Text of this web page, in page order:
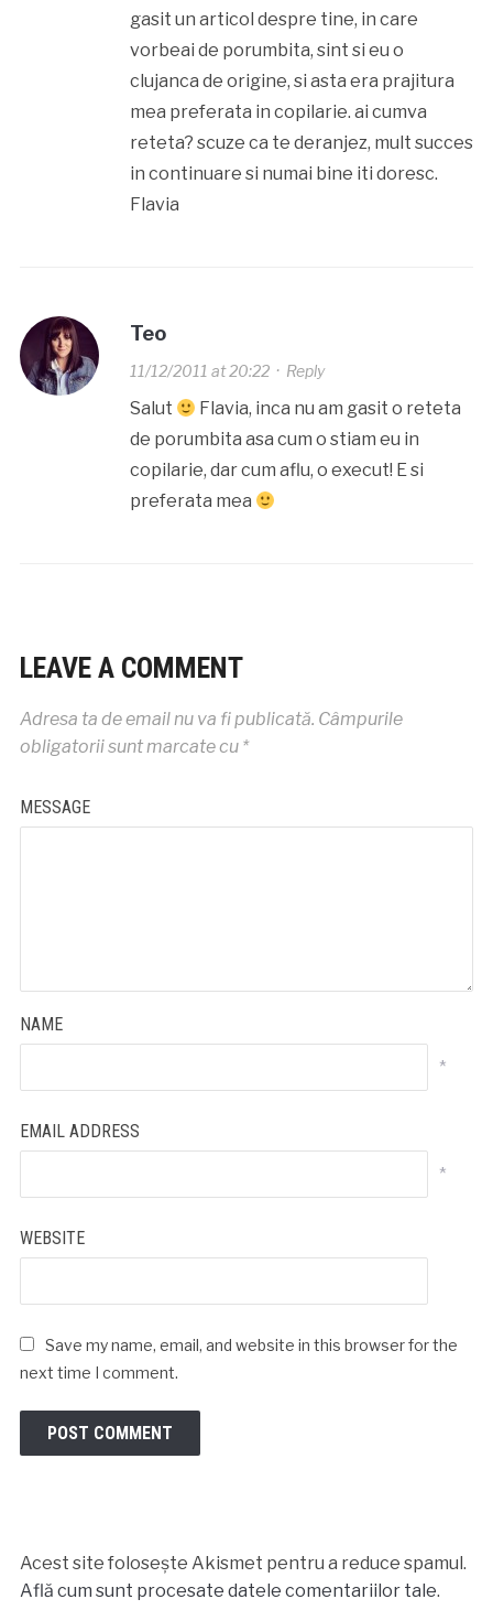
gasit un articol despre tine, in care
vorbeai de porumbita, sint si eu o
clujanca de origine, si asta era prajitura
mea preferata in copilarie. ai cumva
reteta? scuze ca te deranjez, mult succes
in continuare si numai bine iti doresc.
Flavia
Teo
11/12/2011 at 20:22· Reply
Salut
Flavia, inca nu am gasit o reteta
de porumbita asa cum o stiam eu in
copilarie, dar cum aflu, o execut! E si
preferata mea
LEAVE A COMMENT
Adresa ta de email nu va fi publicată. Câmpurile
obligatorii sunt marcate cu *
MESSAGE
NAME
*
EMAIL ADDRESS
*
WEBSITE
Save my name, email, and website in this browser for the
next time I comment.
Acest site folosește Akismet pentru a reduce spamul.
Află cum sunt procesate datele comentariilor tale.